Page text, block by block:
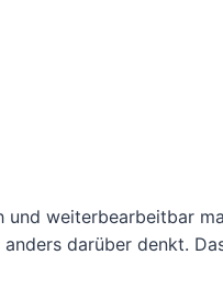
weiterbearbeitbar
darüber denkt.